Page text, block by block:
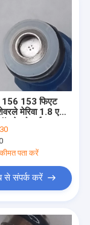
153 फिएट
मेरिवा 1.8 एल
पता करें
से संपर्क करें